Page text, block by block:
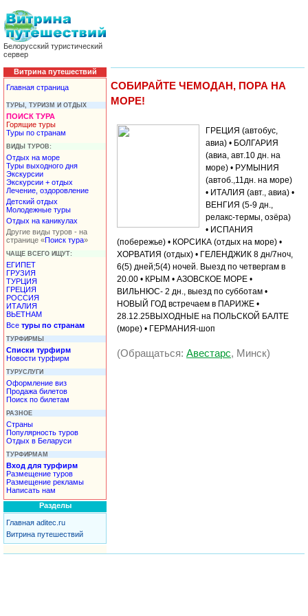
Белорусский туристический
сервер
Витрина путешествий
Главная страница
ТУРЫ, ТУРИЗМ И ОТДЫХ
ПОИСК ТУРА
Горящие туры
Туры по странам
ВИДЫ ТУРОВ:
Отдых на море
Туры выходного дня
Экскурсии
Экскурсии + отдых
Лечение, оздоровление
Детский отдых
Молодежные туры
Отдых на каникулах
Другие виды туров - на
странице «Поиск тура»
ЧАЩЕ ВСЕГО ИЩУТ:
ЕГИПЕТ
ГРУЗИЯ
ТУРЦИЯ
ГРЕЦИЯ
РОССИЯ
ИТАЛИЯ
ВЬЕТНАМ
Все туры по странам
ТУРФИРМЫ
Списки турфирм
Новости турфирм
ТУРУСЛУГИ
Оформление виз
Продажа билетов
Поиск по билетам
РАЗНОЕ
Страны
Популярность туров
Отдых в Беларуси
ТУРФИРМАМ
Вход для турфирм
Размещение туров
Размещение рекламы
Написать нам
Разделы
Главная aditec.ru
Витрина путешествий
СОБИРАЙТЕ ЧЕМОДАН, ПОРА НА
МОРЕ!
ГРЕЦИЯ (автобус,
авиа) • БОЛГАРИЯ
(авиа, авт.10 дн. на
море) • РУМЫНИЯ
(автоб.,11дн. на море)
• ИТАЛИЯ (авт., авиа) •
ВЕНГИЯ (5-9 дн.,
релакс-термы, озёра)
• ИСПАНИЯ
(побережье) • КОРСИКА (отдых на море) •
ХОРВАТИЯ (отдых) • ГЕЛЕНДЖИК 8 дн/7ноч,
6(5) дней;5(4) ночей. Выезд по четвергам в
20.00 • КРЫМ • АЗОВСКОЕ МОРЕ •
ВИЛЬНЮС- 2 дн., выезд по субботам •
НОВЫЙ ГОД встречаем в ПАРИЖЕ •
28.12.25ВЫХОДНЫЕ на ПОЛЬСКОЙ БАЛТЕ
(море) • ГЕРМАНИЯ-шоп
(Обращаться: Авестарс, Минск)